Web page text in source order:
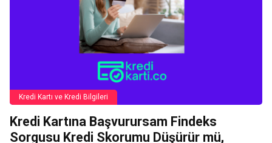
Kredi Kartı ve Kredi Bilgileri
Kredi Kartına Başvurursam Findeks
Sorgusu Kredi Skorumu Düşürür mü,